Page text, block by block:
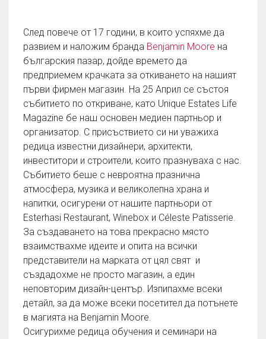
След повече от 17 години, в които успяхме да
развием и наложим бранда Benjamin Moore на
българския пазар, дойде времето да
предприемем крачката за откиването на нашият
първи фирмен магазин. На 25 Април се състоя
събитието по откриване, като Unique Estates Life
Magazine бе наш основен медиен партньор и
организатор. С присъствието си ни уважиха
редица известни дизайнери, архитекти,
инвеститори и строители, които празнуваха с нас.
Събитието беше с невроятна празнична
атмосфера, музика и великолепна храна и
напитки, осигурени от нашите партньори от
Esterhasi Restaurant, Winebox и Céleste Patisserie.
За създаването на това прекрасно място
взаимствахме идеите и опита на всички
представители на марката от цял свят и
създадохме не просто магазин, а един
неповторим дизайн-център. Изпипахме всеки
детайл, за да може всеки посетител да потънете
в магията на Benjamin Moore.
Осигурихме редица обучения и семинари на